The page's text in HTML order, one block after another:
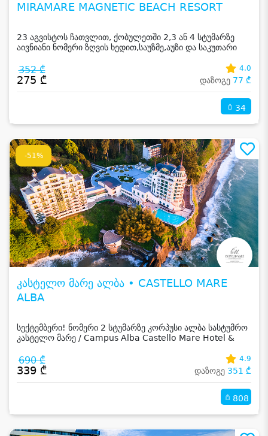
MIRAMARE MAGNETIC BEACH RESORT
23 აგვისტოს ჩათვლით, ქობულეთში 2,3 ან 4 სტუმარზე
აივნიანი ნომერი ზღვის ხედით,საუზმე,აუზი და საკუთარი
352 ₾
275 ₾
4.0
დაზოგე 77 ₾
34
-51%
კასტელო მარე ალბა • CASTELLO MARE
ALBA
სექტემბერი! ნომერი 2 სტუმარზე კორპუსი ალბა სასტუმრო
კასტელო მარე / Campus Alba Castello Mare Hotel &
690 ₾
339 ₾
4.9
დაზოგე 351 ₾
808